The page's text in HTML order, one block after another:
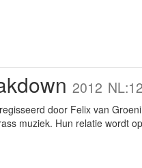
2012 NL:12
door Felix van
muziek. Hun relatie wordt